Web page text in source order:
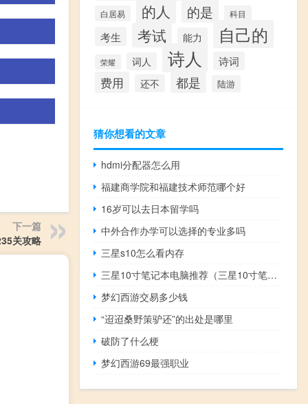
下一篇
关攻略
白居易 的人 的是 科目
考生 考试 能力 自己的
荣耀 词人 诗人 诗词
费用 还不 都是 陆游
猜你想看的文章
hdmi分配器怎么用
福建商学院和福建技术师范哪个好
16岁可以去日本留学吗
中外合作办学可以选择的专业多吗
三星s10怎么看内存
三星10寸笔记本电脑推荐（三星10寸笔记本）
梦幻西游交易多少钱
“迢迢桑野策驴还”的出处是哪里
破防了什么梗
梦幻西游69最强职业